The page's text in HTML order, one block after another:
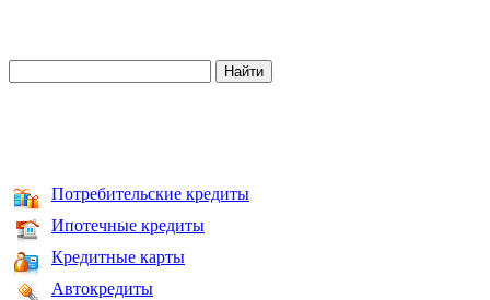
Потребительские кредиты
Ипотечные кредиты
Кредитные карты
Автокредиты